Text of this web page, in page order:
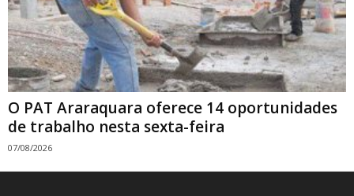
O PAT Araraquara oferece 14 oportunidades
de trabalho nesta sexta-feira
07/08/2026